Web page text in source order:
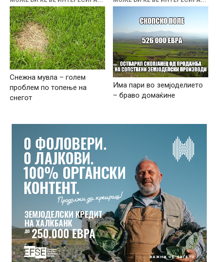
Снежна мувла – голем
проблем по топење на
снегот
Има пари во земјоделието
– браво домаќине